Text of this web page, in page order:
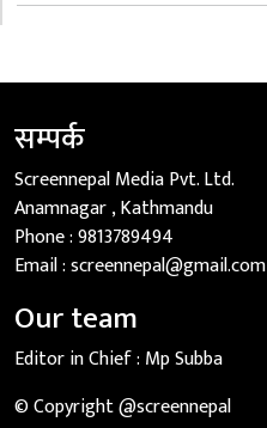
सम्पर्क
Screennepal Media Pvt. Ltd.
Anamnagar , Kathmandu
Phone :9813789494
Email :screennepal@gmail.com
Our team
Editor in Chief : Mp Subba
© Copyright @screennepal